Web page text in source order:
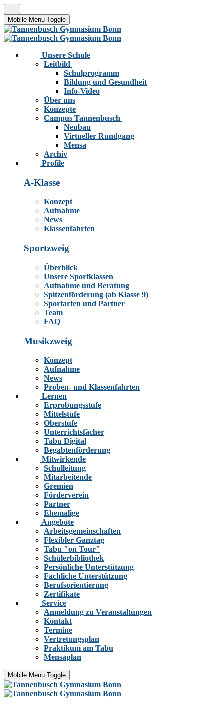
Mobile Menu Toggle
Unsere Schule
Leitbild
Schulprogramm
Bildung und Gesundheit
Info-Video
Über uns
Konzepte
Campus Tannenbusch
Neubau
Virtueller Rundgang
Mensa
Archiv
Profile
A-Klasse
Konzept
Aufnahme
News
Klassenfahrten
Sportzweig
Überblick
Unsere Sportklassen
Aufnahme und Beratung
Spitzenförderung (ab Klasse 9)
Sportarten und Partner
Team
FAQ
Musikzweig
Konzept
Aufnahme
News
Proben- und Klassenfahrten
Lernen
Erprobungsstufe
Mittelstufe
Oberstufe
Unterrichtsfächer
Tabu Digital
Begabtenförderung
Mitwirkende
Schulleitung
Mitarbeitende
Gremien
Förderverein
Partner
Ehemalige
Angebote
Arbeitsgemeinschaften
Flexibler Ganztag
Tabu "on Tour"
Schülerbibliothek
Persönliche Unterstützung
Fachliche Unterstützung
Berufsorientierung
Zertifikate
Service
Anmeldung zu Veranstaltungen
Kontakt
Termine
Vertretungsplan
Praktikum am Tabu
Mensaplan
Mobile Menu Toggle